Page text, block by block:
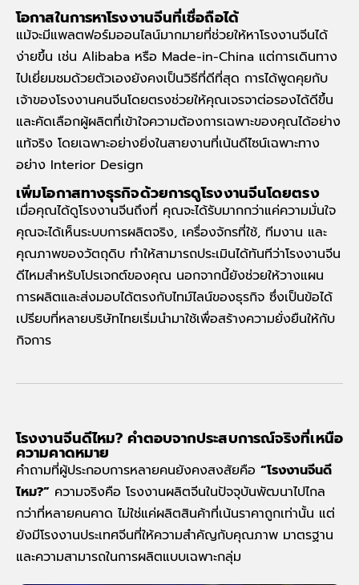
โอกาสในการหาโรงงานจีนที่เชื่อถือได้
แม้จะมีแพลตฟอร์มออนไลน์มากมายที่ช่วยให้หาโรงงานจีนได้
ง่ายขึ้น เช่น Alibaba หรือ Made-in-China แต่การเดินทาง
ไปเยี่ยมชมด้วยตัวเองยังคงเป็นวิธีที่ดีที่สุด การได้พูดคุยกับ
เจ้าของโรงงานคนจีนโดยตรงช่วยให้คุณเจรจาต่อรองได้ดีขึ้น
และคัดเลือกผู้ผลิตที่เข้าใจความต้องการเฉพาะของคุณได้อย่าง
แท้จริง โดยเฉพาะอย่างยิ่งในสายงานที่เน้นดีไซน์เฉพาะทาง
อย่าง Interior Design
เพิ่มโอกาสทางธุรกิจด้วยการดูโรงงานจีนโดยตรง
เมื่อคุณได้ดูโรงงานจีนถึงที่ คุณจะได้รับมากกว่าแค่ความมั่นใจ
คุณจะได้เห็นระบบการผลิตจริง, เครื่องจักรที่ใช้, ทีมงาน และ
คุณภาพของวัตถุดิบ ทำให้สามารถประเมินได้ทันทีว่าโรงงานจีน
ดีไหมสำหรับโปรเจกต์ของคุณ นอกจากนี้ยังช่วยให้วางแผน
การผลิตและส่งมอบได้ตรงกับไทม์ไลน์ของธุรกิจ ซึ่งเป็นข้อได้
เปรียบที่หลายบริษัทไทยเริ่มนำมาใช้เพื่อสร้างความยั่งยืนให้กับ
กิจการ
โรงงานจีนดีไหม? คำตอบจากประสบการณ์จริงที่เหนือ
ความคาดหมาย
คำถามที่ผู้ประกอบการหลายคนยังคงสงสัยคือ “โรงงานจีนดี
ไหม?” ความจริงคือ โรงงานผลิตจีนในปัจจุบันพัฒนาไปไกล
กว่าที่หลายคนคาด ไม่ใช่แค่ผลิตสินค้าที่เน้นราคาถูกเท่านั้น แต่
ยังมีโรงงานประเทศจีนที่ให้ความสำคัญกับคุณภาพ มาตรฐาน
และความสามารถในการผลิตแบบเฉพาะกลุ่ม